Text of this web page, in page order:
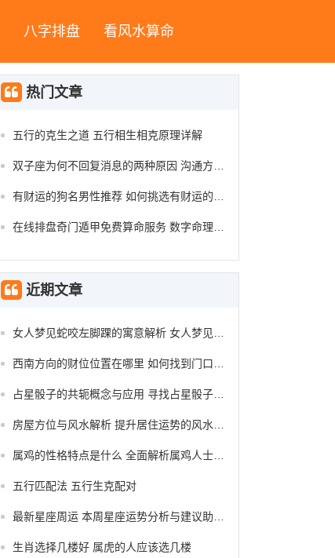
八字排盘 看风水算命
热门文章
五行的克生之道 五行相生相克原理详解
近期文章
五行匹配法 五行生克配对
生肖选择几楼好 属虎的人应该选几楼